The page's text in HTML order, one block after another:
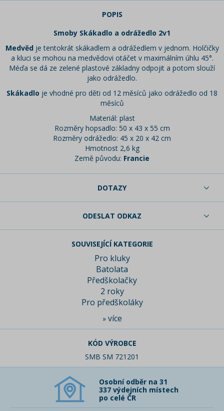
POPIS
Smoby Skákadlo a odrážedlo 2v1
Medvědje tentokrát skákadlem a odrážedlem v jednom. Holčičky
a kluci se mohou na medvědovi otáčet v maximálním úhlu 45°.
Méďa se dá ze zelené plastové základny odpojit a potom slouží
jako odrážedlo.
Skákadlo je vhodné pro děti od 12 měsíců jako odrážedlo od 18
měsíců
Materiál: plast
Rozměry hopsadlo: 50 x 43 x 55 cm
Rozměry odrážedlo: 45 x 20 x 42 cm
Hmotnost 2,6 kg
Země původu: Francie
DOTAZY
ODESLAT ODKAZ
SOUVISEJÍCÍ KATEGORIE
Pro kluky
Batolata
Předškolačky
2 roky
Pro předškoláky
» více
KÓD VÝROBCE
SMB SM 721201
Osobní odběr na 31
337 výdejních místech
po celé ČR